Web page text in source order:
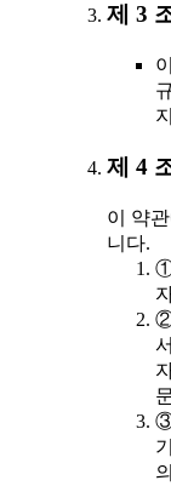
제 3
제 4
이 약
니다.
①
②
③